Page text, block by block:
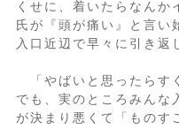
くせに、着いたらなんか
氏が『頭が痛い』と言い
入口近辺で早々に引き返
「やばいと思ったらす
でも、実のところみんな
が決まり悪くて「ものす